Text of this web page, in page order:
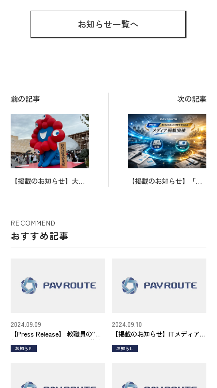
e
o
tt er
es
t
お知らせ一覧へ
前の記事
【掲載のお知らせ】大
次の記事
【掲載のお知らせ】「RO
RECOMMEND
おすすめ記事
【Press Release】 教職員の“定
額働かせ放題”問題の解消や集金
のトラブルを防ぐ部活動管理シ
2024.09.09
お知らせ
【掲載のお知らせ】ITメディア
「Work Master」にお取り上げい
ただきました。
2024.09.10
お知らせ